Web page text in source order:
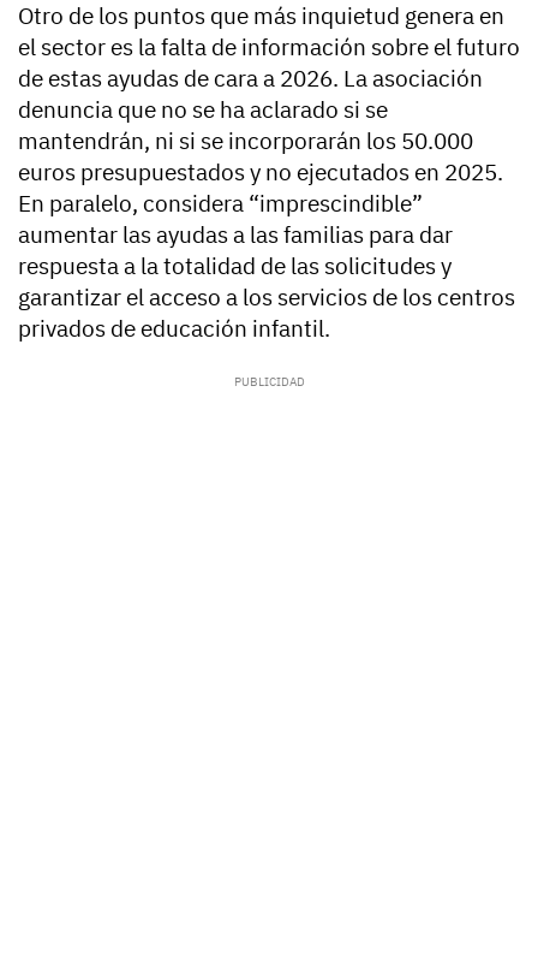
Otro de los puntos que más inquietud genera en
el sector es la falta de información sobre el futuro
de estas ayudas de cara a 2026. La asociación
denuncia que no se ha aclarado si se
mantendrán, ni si se incorporarán los 50.000
euros presupuestados y no ejecutados en 2025.
En paralelo, considera “imprescindible”
aumentar las ayudas a las familias para dar
respuesta a la totalidad de las solicitudes y
garantizar el acceso a los servicios de los centros
privados de educación infantil.